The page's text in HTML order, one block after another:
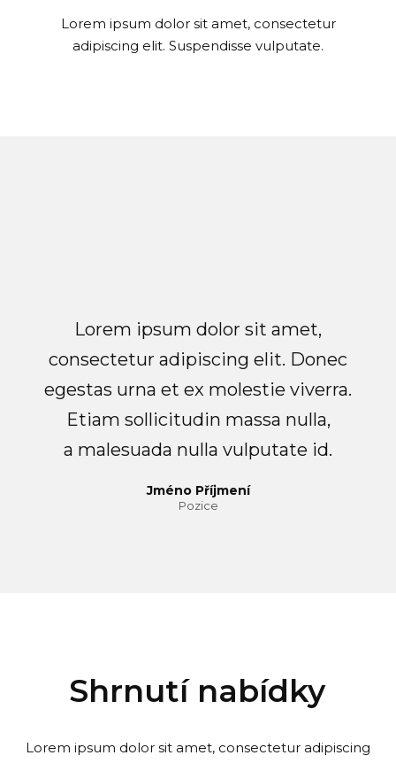
Lorem ipsum dolor sit amet, consectetur
adipiscing elit. Suspendisse vulputate.
Lorem ipsum dolor sit amet,
consectetur adipiscing elit. Donec
egestas urna et ex molestie viverra.
Etiam sollicitudin massa nulla,
a malesuada nulla vulputate id.
Jméno Příjmení
Pozice
Shrnutí nabídky
Lorem ipsum dolor sit amet, consectetur adipiscing